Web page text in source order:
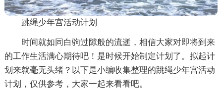
跳绳少年宫活动计划
时间就如同白驹过隙般的流逝，相信大家对即将到来
的工作生活满心期待吧！是时候开始制定计划了。拟起计
划来就毫无头绪？以下是小编收集整理的跳绳少年宫活动
计划，仅供参考，大家一起来看看吧。